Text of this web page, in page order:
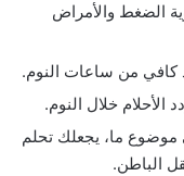
الضغط والأمراض
كافي من ساعات النوم.
الأحلام خلال النوم.
موضوع ما، يجعلك تحلم
الباطن.